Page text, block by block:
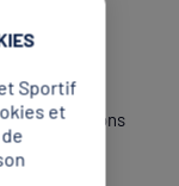
des fédérations
donner un
Sportif
et